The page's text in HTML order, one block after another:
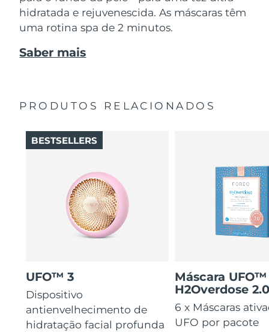
hidratada e rejuvenescida. As máscaras têm
uma rotina spa de 2 minutos.
Saber mais
PRODUTOS RELACIONADOS
UFO™ 3
Dispositivo
antienvelhecimento de
hidratação facial profunda
BESTSELLERS
Máscara UFO™
H2Overdose
6 x Máscaras
UFO por pacote